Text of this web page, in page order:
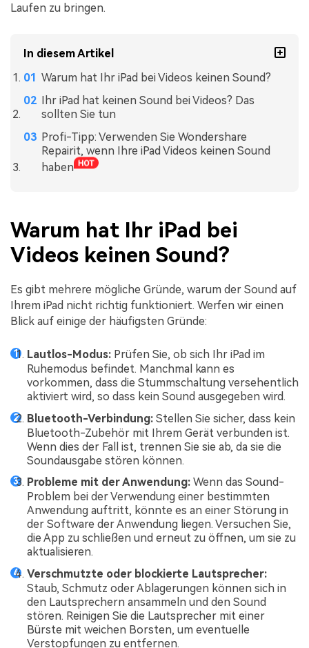
Laufen zu bringen.
In diesem Artikel
Warum hat Ihr iPad bei Videos keinen Sound?
Ihr iPad hat keinen Sound bei Videos? Das
sollten Sie tun
Profi-Tipp: Verwenden Sie Wondershare
Repairit, wenn Ihre iPad Videos keinen Sound
haben
Warum hat Ihr iPad bei
Videos keinen Sound?
Es gibt mehrere mögliche Gründe, warum der Sound auf
Ihrem iPad nicht richtig funktioniert. Werfen wir einen
Blick auf einige der häufigsten Gründe:
Lautlos-Modus: Prüfen Sie, ob sich Ihr iPad im
Ruhemodus befindet. Manchmal kann es
vorkommen, dass die Stummschaltung versehentlich
aktiviert wird, so dass kein Sound ausgegeben wird.
Bluetooth-Verbindung: Stellen Sie sicher, dass kein
Bluetooth-Zubehör mit Ihrem Gerät verbunden ist.
Wenn dies der Fall ist, trennen Sie sie ab, da sie die
Soundausgabe stören können.
Probleme mit der Anwendung: Wenn das Sound-
Problem bei der Verwendung einer bestimmten
Anwendung auftritt, könnte es an einer Störung in
der Software der Anwendung liegen. Versuchen Sie,
die App zu schließen und erneut zu öffnen, um sie zu
aktualisieren.
Verschmutzte oder blockierte Lautsprecher:
Staub, Schmutz oder Ablagerungen können sich in
den Lautsprechern ansammeln und den Sound
stören. Reinigen Sie die Lautsprecher mit einer
Bürste mit weichen Borsten, um eventuelle
Verstopfungen zu entfernen.